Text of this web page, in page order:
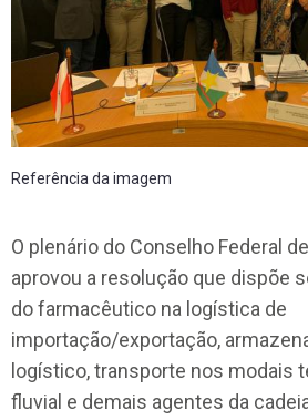
Referência da imagem
O plenário do Conselho Federal
aprovou a resolução que dispõe
do farmacêutico na logística de
importação/exportação,
logístico, transporte nos modais
fluvial e demais agentes da